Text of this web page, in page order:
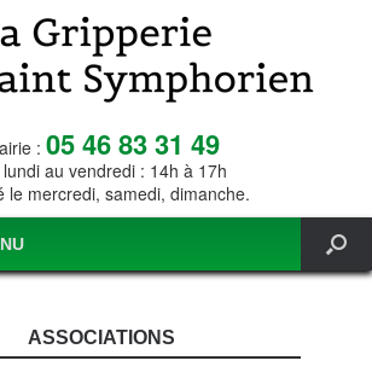
: 05 46 83 31 49
lundi au vendredi : 14h à 17h
le mercredi, samedi, dimanche.
ASSOCIATIONS